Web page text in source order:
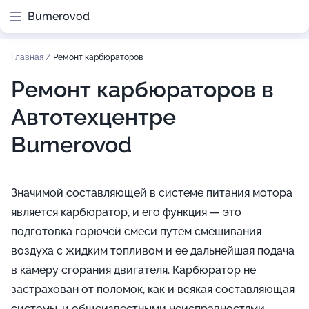
Bumerovod
Главная / Ремонт карбюраторов
Ремонт карбюраторов в
Автотехцентре
Bumerovod
Значимой составляющей в системе питания мотора
является карбюратор, и его функция — это
подготовка горючей смеси путем смешивания
воздуха с жидким топливом и ее дальнейшая подача
в камеру сгорания двигателя. Карбюратор не
застрахован от поломок, как и всякая составляющая